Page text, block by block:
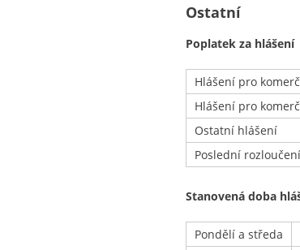
Ostatní
Poplatek za hlášení
Hlášení pro
Hlášení pro
Ostatní hlášení
Poslední rozloučení
Stanovená doba
Pondělí a středa